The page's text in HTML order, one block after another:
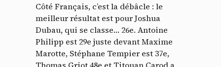
Côté Français, c’est la débâcle : le
meilleur résultat est pour Joshua
Dubau, qui se classe… 26e. Antoine
Philipp est 29e juste devant Maxime
Marotte, Stéphane Tempier est 37e,